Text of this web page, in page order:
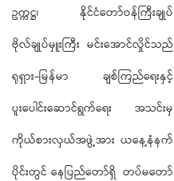
ဥက္ကဋ္ဌ၊ နိုင်ငံတော်ဝန်ကြီးချုပ်
ဗိုလ်ချုပ်မှူးကြီး မင်းအောင်လှိုင်သည်
ရုရှား-မြန်မာ ချစ်ကြည်ရေးနှင့်
ပူးပေါင်းဆောင်ရွက်ရေး အသင်းမှ
ကိုယ်စားလှယ်အဖွဲ့အား ယနေ့နံနက်
ပိုင်းတွင် နေပြည်တော်ရှိ တပ်မတော်